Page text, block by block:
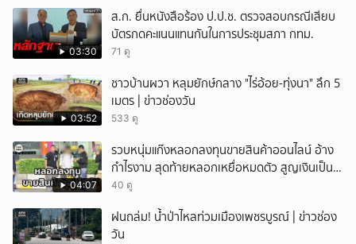
03:30
ส.ก. ยื่นหนังสือร้อง ป.ป.ช. ตรวจสอบกรณีเสียบ
บัตรกดคะแนนแทนกันในการประชุมสภา กทม.
71 ดู
03:52
ชาวบ้านผวา หลุมยักษ์กลาง "ไร่อ้อย-ทุ่งนา" ลึก 5
เมตร | ข่าวช่องวัน
533 ดู
04:07
รวบหนุ่มแก๊งหลอกลงทุนขายสินค้าออนไลน์ อ้าง
กำไรงาม สุดท้ายหลอกเหยื่อหมดตัว สูญเงินเป็น
แสนบาท ยังให้การปฏิเสธ
40 ดู
ฝนถล่ม! น้ำป่าไหลท่วมเมืองเพชรบูรณ์ | ข่าวช่อง
วัน